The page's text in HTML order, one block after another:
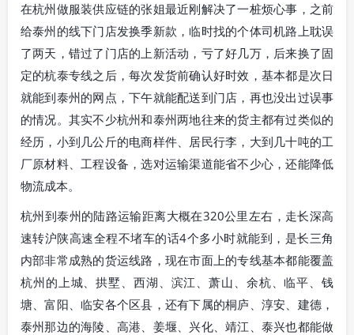
在杭州做服装供应链的张姐最近刚解决了一桩烦心事，之前
给泰州的线下门店发换季新款，临时找的个体司机路上耽误
了两天，错过了门店的上新活动，亏了好几万，后来换了固
定的杭泰专线之后，每次发货前确认好时效，基本都是次日
就能到泰州的网点，下午就能配送到门店，再也没出过误事
的情况。其实不少杭州和泰州两地往来的货主都有过类似的
经历，小到几公斤的电商样件、居民行李，大到几十吨的工
厂原材料、工程设备，选对运输渠道能省不少心，还能降低
物流成本。
杭州到泰州的陆路运输距离大概在320公里左右，走长深高
速转沪陕高速全程不堵车的话4个多小时就能到，是长三角
内部非常成熟的货运线路，现在市面上的专线基本都能覆盖
杭州的上城、拱墅、西湖、滨江、萧山、余杭、临平、钱
塘、富阳、临安各个区县，还有下属的桐庐、淳安、建德，
泰州那边的海陵、高港、姜堰、兴化、靖江、泰兴也都能做